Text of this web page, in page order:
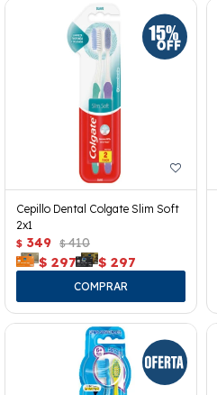
Cepillo Dental Colgate Slim Soft
2x1
$ 349 $ 410
$ 297 $ 297